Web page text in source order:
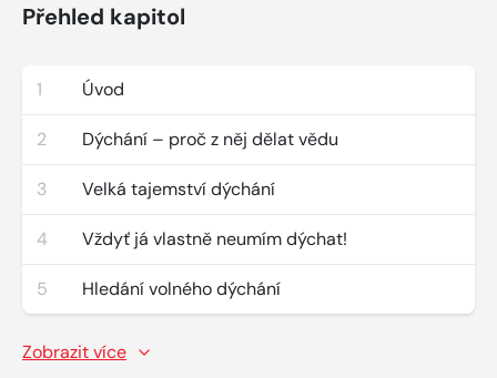
Přehled kapitol
1 Úvod
2 Dýchání – proč z něj dělat vědu
3 Velká tajemství dýchání
4 Vždyť já vlastně neumím dýchat!
5 Hledání volného dýchání
Zobrazit více